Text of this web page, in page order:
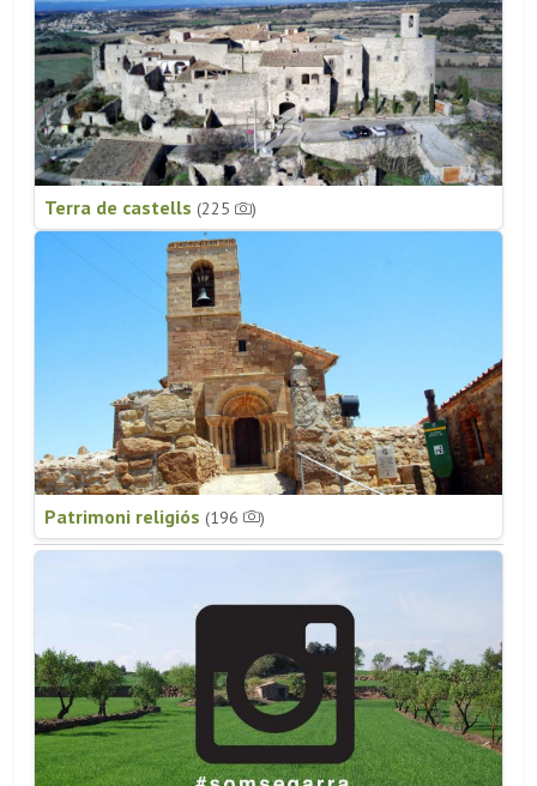
Terra de castells (225 )
Patrimoni religiós (196 )